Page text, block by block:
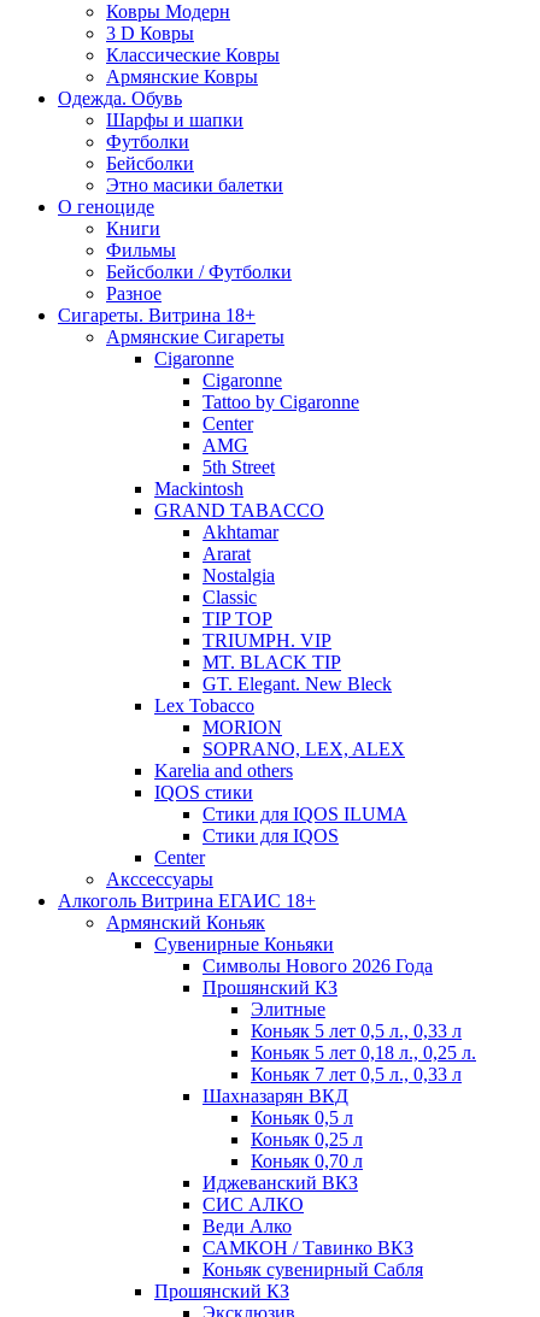
Ковры Модерн
3 D Ковры
Классические Ковры
Армянские Ковры
Одежда. Обувь
Шарфы и шапки
Футболки
Бейсболки
Этно масики балетки
О геноциде
Книги
Фильмы
Бейсболки / Футболки
Разное
Сигареты. Витрина 18+
Армянские Сигареты
Cigaronne
Cigaronne
Tattoo by Cigaronne
Center
AMG
5th Street
Mackintosh
GRAND TABACCO
Akhtamar
Ararat
Nostalgia
Classic
TIP TOP
TRIUMPH. VIP
MT. BLACK TIP
GT. Elegant. New Bleck
Lex Tobacco
MORION
SOPRANO, LEX, ALEX
Karelia and others
IQOS стики
Стики для IQOS ILUMA
Стики для IQOS
Сenter
Акссессуары
Алкоголь Витрина ЕГАИС 18+
Армянский Коньяк
Сувенирные Коньяки
Символы Нового 2026 Года
Прошянский КЗ
Элитные
Коньяк 5 лет 0,5 л., 0,33 л
Коньяк 5 лет 0,18 л., 0,25 л.
Коньяк 7 лет 0,5 л., 0,33 л
Шахназарян ВКД
Коньяк 0,5 л
Коньяк 0,25 л
Коньяк 0,70 л
Иджеванский ВКЗ
СИС АЛКО
Веди Алко
САМКОН / Тавинко ВКЗ
Коньяк сувенирный Сабля
Прошянский КЗ
Эксклюзив